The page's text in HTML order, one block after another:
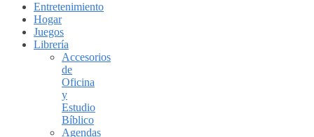
Entretenimiento
Hogar
Juegos
Librería
Accesorios
de
Oficina
y
Estudio
Bíblico
Agendas